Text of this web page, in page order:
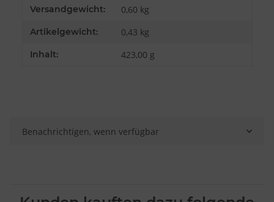
Produkteigenschaft
Wert
Versandgewicht: 0,60 kg
Artikelgewicht: 0,43 kg
Inhalt: 423,00 g
Benachrichtigen, wenn verfügbar
Daten aus verschiedenen Quellen
Entwicklung und Verbesserung der Angebote
Verwendung genauer Standortdaten